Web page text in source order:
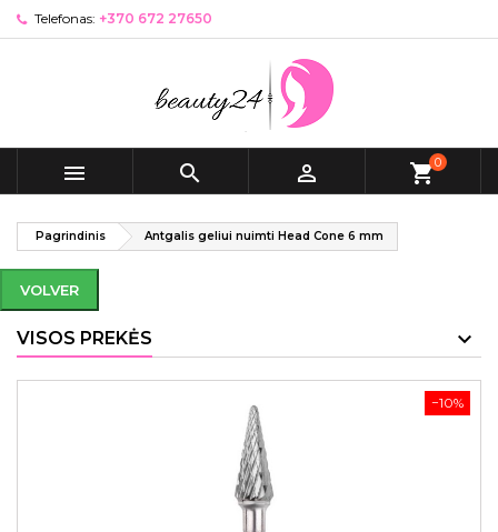
Telefonas: +370 672 27650
   shopping_cart0
Pagrindinis Antgalis geliui nuimti Head Cone 6 mm
VOLVER
VISOS PREKĖS
−10%